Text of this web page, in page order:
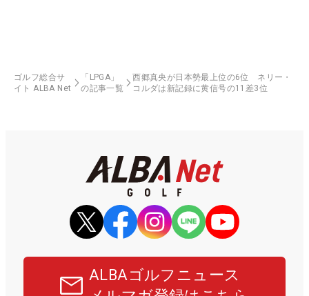
ゴルフ総合サ
イト ALBA Net
「LPGA」
の記事一覧
西郷真央が日本勢最上位の6位 ネリー・
コルダは新記録に黄信号の11差3位
ALBAゴルフニュース